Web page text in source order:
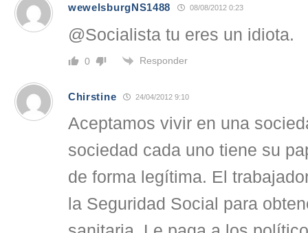
wewelsburgNS1488 08/08/2012 0:23
@Socialista tu eres un idiota.
0 Responder
Chirstine 24/04/2012 9:10
Aceptamos vivir en una
sociedad cada uno tiene su
de forma legítima. El
la Seguridad Social para